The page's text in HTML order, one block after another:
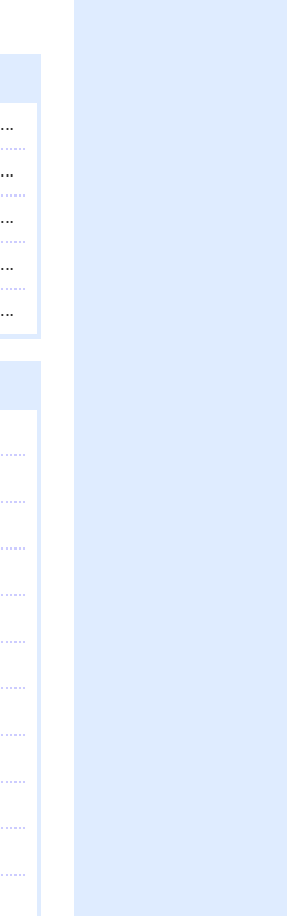
吉田町、焼津市、富士市、霊視鑑定 天龍・占いの館 Dahlia、対面・電話・オンライン鑑定、除霊、霊視鑑定、遠隔 除霊 口コミ、浄霊、交霊、祈祷、御祓い、四柱推命、姓名判断・九星気学・易・タロット・手相・数秘術・動物占い・姓名学・命運鑑定、開運、不安・苦痛・恐怖、悩み相談、スピリチュアルカウンセラー、ヒーリング、霊気治療、霊能力者、霊媒師、天龍知裕著、幸せを求めて、天の神様 VS 地獄の神様、宇宙の真理で未来は希望の光、この世で天国 あの世で天国、天龍知裕ブログ。
甲州市、中央市、笛吹市、霊視鑑定 天龍・占いの館 Dahlia、対面・電話・オンライン鑑定、除霊、霊視鑑定、遠隔 除霊 口コミ、浄霊、交霊、祈祷、御祓い、四柱推命、姓名判断・九星気学・易・タロット・手相・数秘術・動物占い・姓名学・命運鑑定、開運、不安・苦痛・恐怖、悩み相談、スピリチュアルカウンセラー、ヒーリング、霊気治療、霊能力者、霊媒師、天龍知裕著、幸せを求めて、天の神様 VS 地獄の神様、宇宙の真理で未来は希望の光、この世で天国 あの世で天国、天龍知裕ブログ。
新城市、豊橋市、田原市、霊視鑑定 天龍・占いの館 Dahlia、対面・電話・オンライン鑑定、除霊、霊視鑑定、遠隔 除霊 口コミ、浄霊、交霊、祈祷、御祓い、四柱推命、姓名判断・九星気学・易・タロット・手相・数秘術・動物占い・姓名学・命運鑑定、開運、不安・苦痛・恐怖、悩み相談、スピリチュアルカウンセラー、ヒーリング、霊能力者、霊媒師、天龍知裕著、幸せを求めて、天の神様 VS 地獄の神様、宇宙の真理で未来は希望の光、この世で天国 あの世で天国、天龍知裕ブログ。
愛西市、海津市、大垣市、霊視鑑定 天龍・占いの館 Dahlia、対面・電話・オンライン鑑定、遠隔 除霊 口コミ、浄霊、交霊、祈祷、御祓い、四柱推命、姓名判断・九星気学・易・タロット・手相・数秘術・動物占い・姓名学・命運鑑定、開運、不安・苦痛・恐怖、悩み相談、スピリチュアルカウンセラー、ヒーリング、霊能力者、霊媒師、天龍知裕著、幸せを求めて、天の神様 VS 地獄の神様、宇宙の真理で未来は希望の光、この世で天国 あの世で天国、天龍知裕ブログ。
静岡県、静岡市、湖西市、霊視鑑定 天龍・占いの館 Dahlia、対面・電話・オンライン鑑定、除霊、霊視鑑定、遠隔 除霊 口コミ、浄霊、交霊、祈祷、御祓い、四柱推命、姓名判断・九星気学・易・タロット・手相・数秘術・動物占い・姓名学・命運鑑定、開運、不安・苦痛・恐怖、悩み相談、スピリチュアルカウンセラー、ヒーリング、霊気治療、霊能力者、霊媒師、天龍知裕著、幸せを求めて、天の神様 VS 地獄の神様、宇宙の真理で未来は希望の光、この世で天国 あの世で天国、天龍知裕ブログ。